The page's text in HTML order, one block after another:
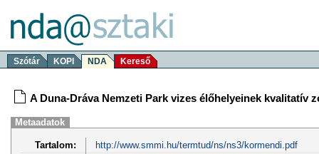
Szótár KOPI NDA Kereső
A Duna-Dráva Nemzeti Park vizes élőhelyeinek kvalitatív
Metaadatok
Tartalom:
http://www.smmi.hu/termtud/ns/ns3/kormendi.pdf